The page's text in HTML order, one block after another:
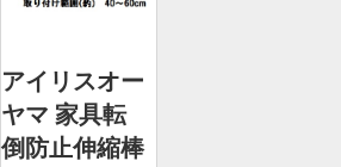
アイリスオー
ヤマ 家具転
倒防止伸縮棒